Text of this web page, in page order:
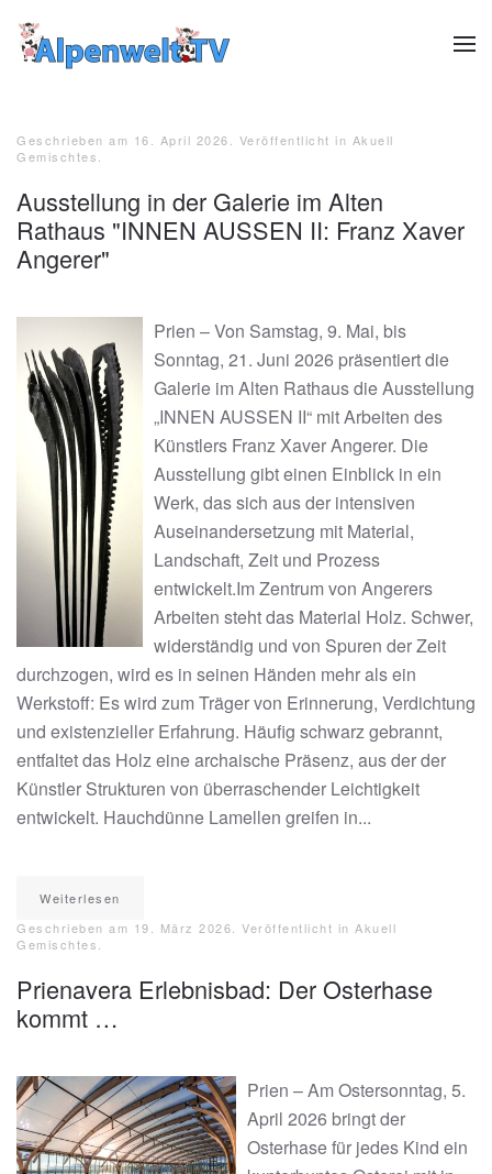
Zum Hauptinhalt springen
Geschrieben am 16. April 2026 . Veröffentlicht in Akuell
Gemischtes
Ausstellung in der Galerie im Alten
Rathaus "INNEN AUSSEN II: Franz Xaver
Angerer"
Prien – Von Samstag, 9. Mai, bis
Sonntag, 21. Juni 2026 präsentiert die
Galerie im Alten Rathaus die Ausstellung
„INNEN AUSSEN II“ mit Arbeiten des
Künstlers Franz Xaver Angerer. Die
Ausstellung gibt einen Einblick in ein
Werk, das sich aus der intensiven
Auseinandersetzung mit Material,
Landschaft, Zeit und Prozess
entwickelt.Im Zentrum von Angerers
Arbeiten steht das Material Holz. Schwer,
widerständig und von Spuren der Zeit
durchzogen, wird es in seinen Händen mehr als ein
Werkstoff: Es wird zum Träger von Erinnerung, Verdichtung
und existenzieller Erfahrung. Häufig schwarz gebrannt,
entfaltet das Holz eine archaische Präsenz, aus der der
Künstler Strukturen von überraschender Leichtigkeit
entwickelt. Hauchdünne Lamellen greifen in...
Weiterlesen
Geschrieben am 19. März 2026 . Veröffentlicht in Akuell
Gemischtes
Prienavera Erlebnisbad: Der Osterhase
kommt …
Prien – Am Ostersonntag, 5.
April 2026 bringt der
Osterhase für jedes Kind ein